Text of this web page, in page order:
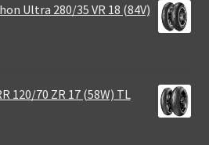
Ultra 280/35 VR 18 (84V)
120/70 ZR 17 (58W) TL